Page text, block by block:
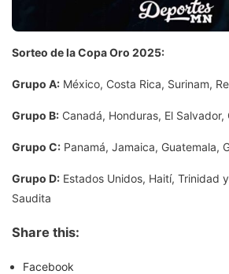
Sorteo de la Copa Oro 2025:
Grupo A: México, Costa Rica, Surinam,
Grupo B: Canadá, Honduras, El Salvador,
Grupo C: Panamá, Jamaica, Guatemala,
Grupo D: Estados Unidos, Haití, Trinidad
Saudita
Share this:
Facebook